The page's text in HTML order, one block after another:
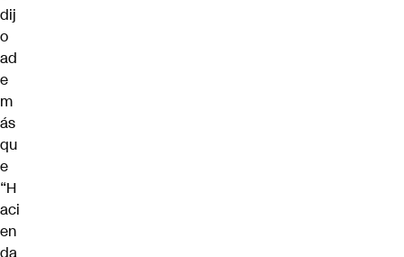
dij
o
ad
e
m
ás
qu
e
“H
aci
en
da